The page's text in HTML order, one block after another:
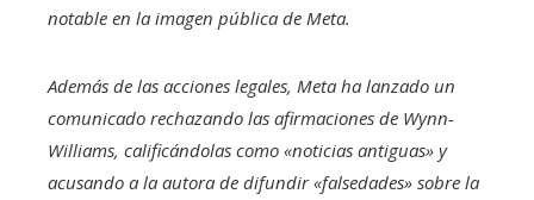
notable en la imagen pública de Meta.
Además de las acciones legales, Meta ha lanzado un
comunicado rechazando las afirmaciones de Wynn-
Williams, calificándolas como «noticias antiguas» y
acusando a la autora de difundir «falsedades» sobre la